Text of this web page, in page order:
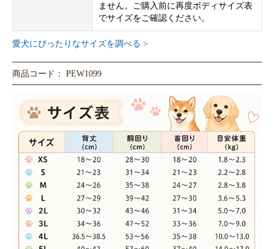
ません。ご購入前に再度ボディサイズ表
でサイズをご確認ください。
愛犬にぴったりなサイズを調べる >
商品コード： PEW1099